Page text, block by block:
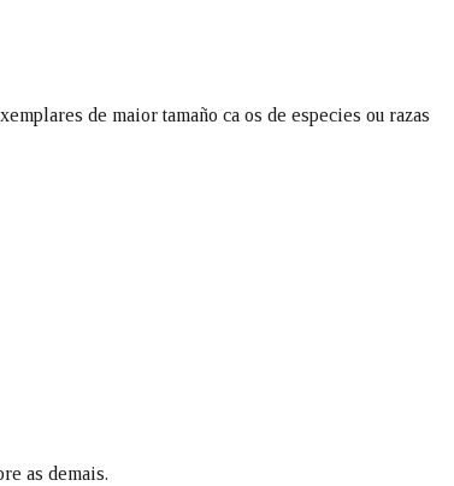
de maior tamaño ca os de especies ou razas
as demais.